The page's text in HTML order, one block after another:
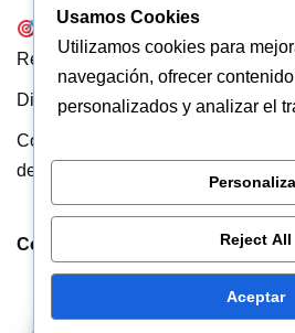
Staking de Bitcoin: Guía
Rendimientos con BTC
Diferencia Entre Carry Trade y
Cómo mueven los Precios los
detrás de la Liquidez
Comentarios recientes
Usamos Cookies
Utilizamos cookies para
navegación, ofrecer
personalizados y analizar el
Reject All
Aceptar